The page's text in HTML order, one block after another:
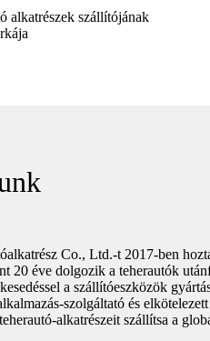
alkatrészek szállítójának
Co., Ltd.-t 2017-ben
20 éve dolgozik a teherautók
a szállítóeszközök
szolgáltató és
alkatrészeit szállítsa a